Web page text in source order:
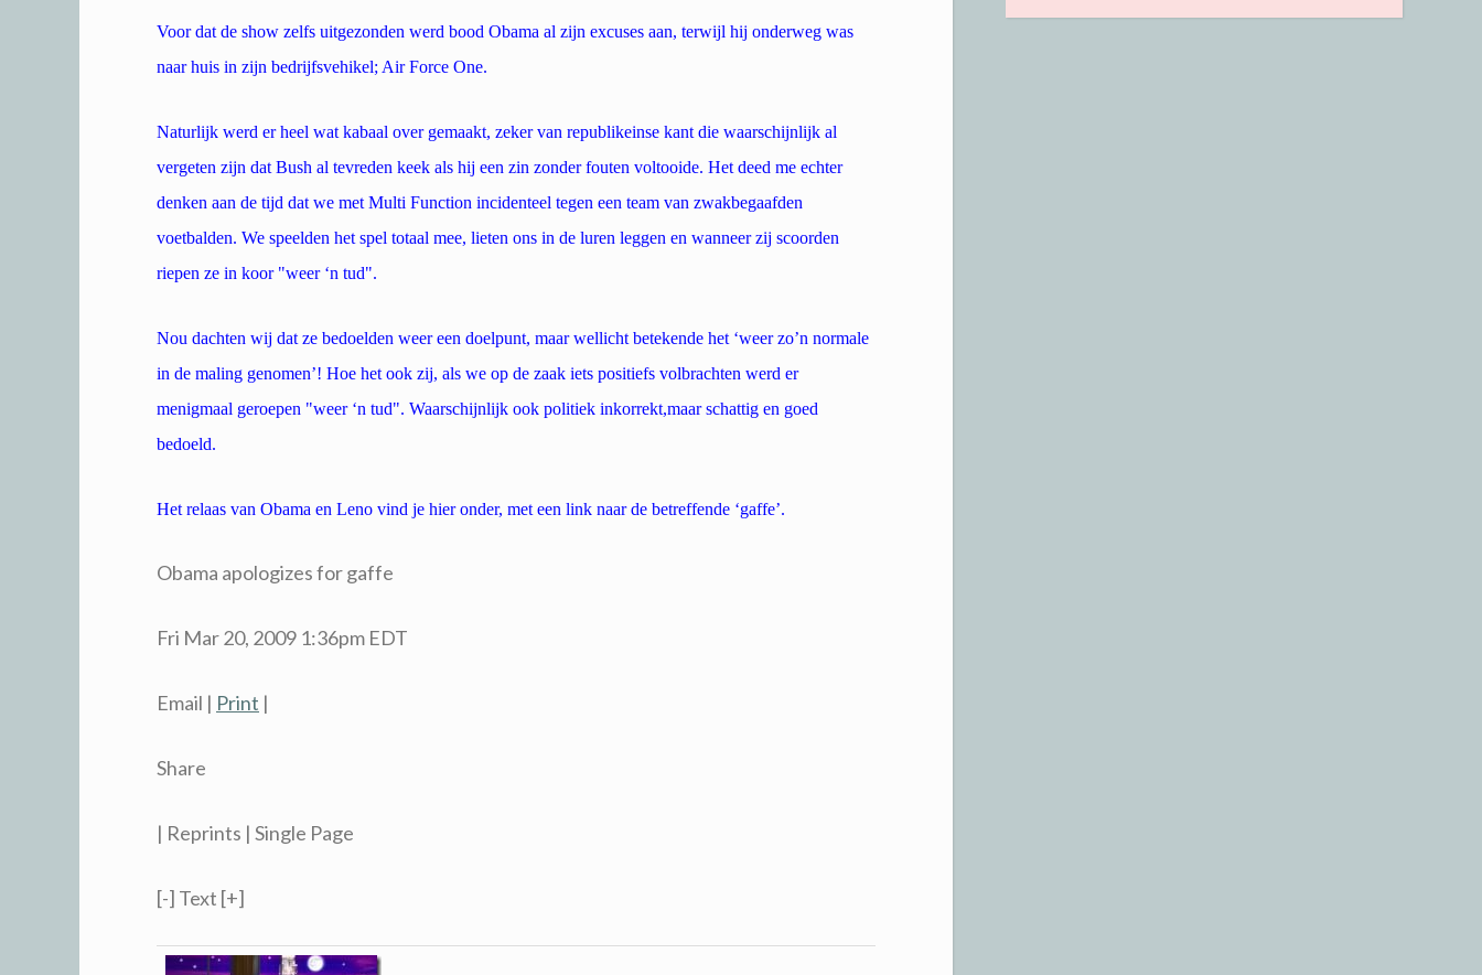
Voor dat de show zelfs uitgezonden werd bood Obama al zijn excuses aan, terwijl hij onderweg was
naar huis in zijn bedrijfsvehikel; Air Force One.
Naturlijk werd er heel wat kabaal over gemaakt, zeker van republikeinse kant die waarschijnlijk al
vergeten zijn dat Bush al tevreden keek als hij een zin zonder fouten voltooide. Het deed me echter
denken aan de tijd dat we met Multi Function incidenteel tegen een team van zwakbegaafden
voetbalden. We speelden het spel totaal mee, lieten ons in de luren leggen en wanneer zij scoorden
riepen ze in koor "weer ‘n tud".
Nou dachten wij dat ze bedoelden weer een doelpunt, maar wellicht betekende het ‘weer zo’n normale
in de maling genomen’! Hoe het ook zij, als we op de zaak iets positiefs volbrachten werd er
menigmaal geroepen "weer ‘n tud". Waarschijnlijk ook politiek inkorrekt,maar schattig en goed
bedoeld.
Het relaas van Obama en Leno vind je hier onder, met een link naar de betreffende ‘gaffe’.
Obama apologizes for gaffe
Fri Mar 20, 2009 1:36pm EDT
Email | Print |
Share
| Reprints | Single Page
[-] Text [+]